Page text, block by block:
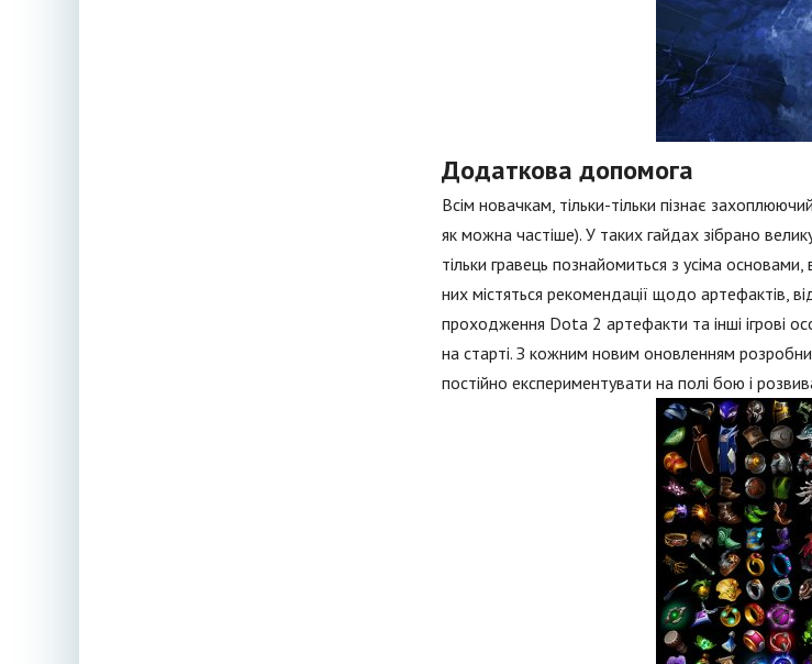
Додаткова допомога
Всім новачкам, тільки-тільки пізнає
як можна частіше). У таких гайдах зібрано
тільки гравець познайомиться з усіма
них містяться рекомендації щодо артефактів,
проходження Dota 2 артефакти та інші ігрові
на старті. З кожним новим оновленням
постійно експериментувати на полі бою і